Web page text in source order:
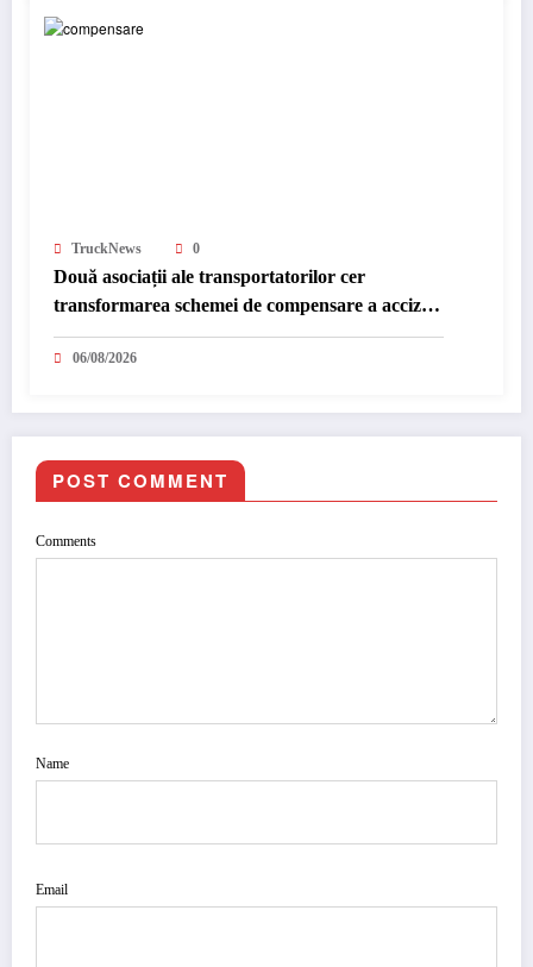
TruckNews 0
Două asociații ale transportatorilor cer
transformarea schemei de compensare a accizei
în mecanism permanent
06/08/2026
POST COMMENT
Comments
Name
Email